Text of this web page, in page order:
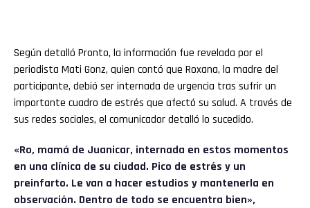
Según detalló Pronto, la información fue revelada por el
periodista Mati Gonz, quien contó que Roxana, la madre del
participante, debió ser internada de urgencia tras sufrir un
importante cuadro de estrés que afectó su salud. A través de
sus redes sociales, el comunicador detalló lo sucedido.
«Ro, mamá de Juanicar, internada en estos momentos
en una clínica de su ciudad. Pico de estrés y un
preinfarto. Le van a hacer estudios y mantenerla en
observación. Dentro de todo se encuentra bien»,